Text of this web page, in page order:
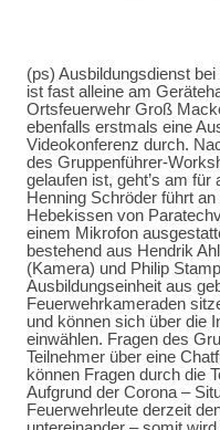
(ps) Ausbildungsdienst
ist fast alleine am
Ortsfeuerwehr Groß
ebenfalls erstmals eine
Videokonferenz durch.
des Gruppenführer-
gelaufen ist, geht’s am
Henning Schröder führt
Hebekissen von
einem Mikrofon
bestehend aus Hendrik
(Kamera) und Philip
Ausbildungseinheit aus
Feuerwehrkameraden
und können sich über die
einwählen. Fragen des
Teilnehmer über eine
können Fragen durch die
Aufgrund der Corona –
Feuerwehrleute derzeit